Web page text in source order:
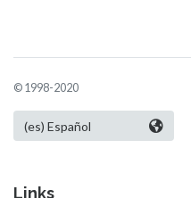
© 1998-2020
Links